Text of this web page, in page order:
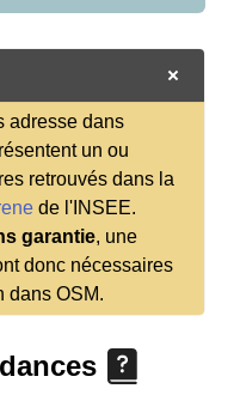
adresse dans
un ou
retrouvés dans la
de l'INSEE.
garantie, une
donc nécessaires
dans OSM.